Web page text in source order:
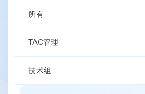
所有
TAC管理
技术组